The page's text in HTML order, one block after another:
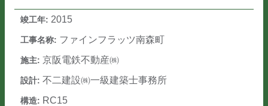
2015
ファインフラッツ南森町
京阪電鉄不動産㈱
不二建設㈱一級建築士事務所
RC15